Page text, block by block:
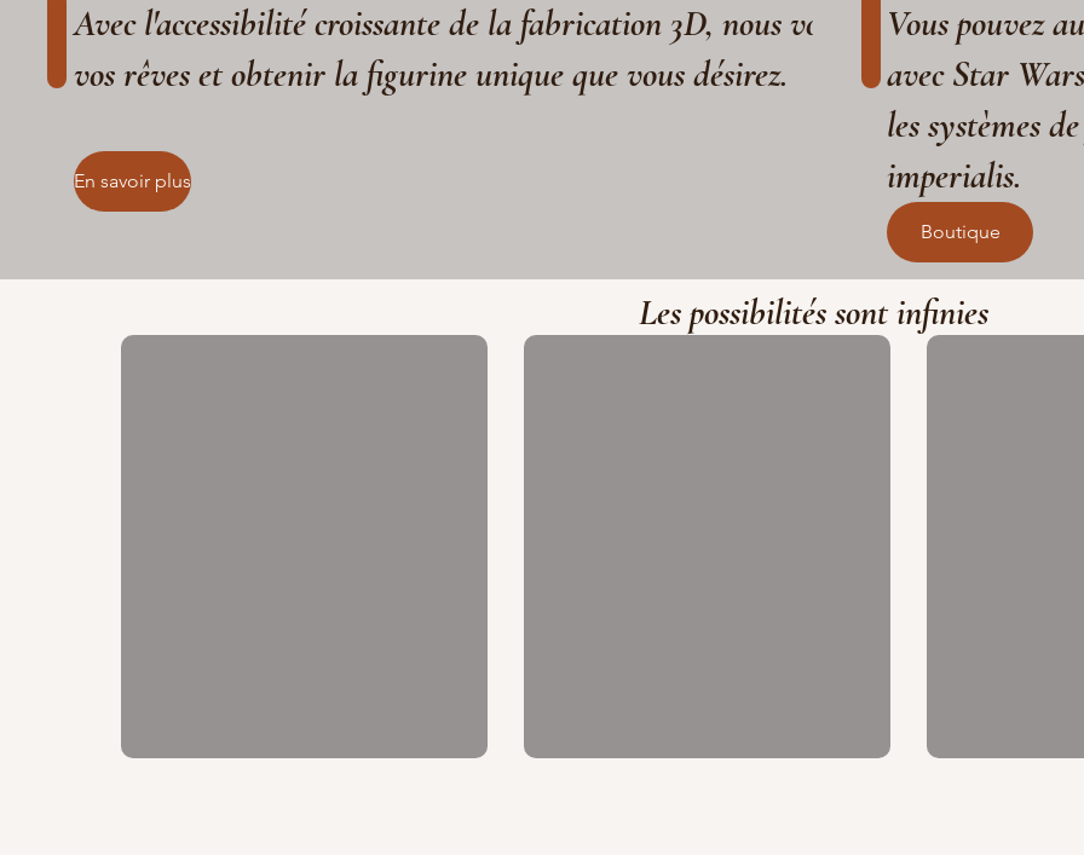
Avec l'accessibilité croissante de la fabrication 3D, nous vous aidons à réaliser
vos rêves et obtenir la figurine unique que vous désirez.
En savoir plus
Vous pouvez
avec Star
les systèmes
imperialis.
Boutique
Les possibilités sont infinies